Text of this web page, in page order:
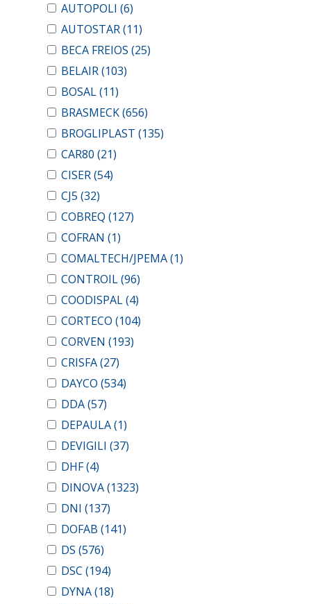
AUTOPOLI (6)
AUTOSTAR(11)
BECA FREIOS (25)
BELAIR(103)
BOSAL(11)
BRASMECK(656)
BROGLIPLAST (135)
CAR80 (21)
CISER(54)
CJ5 (32)
COBREQ (127)
COFRAN (1)
COMALTECH/JPEMA(1)
CONTROIL(96)
COODISPAL(4)
CORTECO (104)
CORVEN (193)
CRISFA(27)
DAYCO (534)
DDA(57)
DEPAULA(1)
DEVIGILI (37)
DHF(4)
DINOVA(1323)
DNI (137)
DOFAB (141)
DS (576)
DSC (194)
DYNA(18)